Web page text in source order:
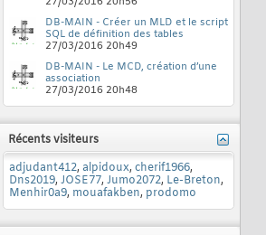
DB-MAIN - Créer un MLD et le script
SQL de définition des tables
27/03/2016 20h49
DB-MAIN - Le MCD, création d’une
association
27/03/2016 20h48
Récents visiteurs
adjudant412, alpidoux, cherif1966,
Dns2019, JOSE77, Jumo2072, Le-Breton,
Menhir0a9, mouafakben, prodomo